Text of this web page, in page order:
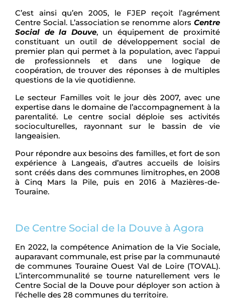
C’est ainsi qu’en 2005, le FJEP reçoit l’agrément
Centre Social. L’association se renomme alors Centre
Social de la Douve, un équipement de proximité
constituant un outil de développement social de
premier plan qui permet à la population, avec l’appui
de professionnels et dans une logique de
coopération, de trouver des réponses à de multiples
questions de la vie quotidienne.
Le secteur Familles voit le jour dès 2007, avec une
expertise dans le domaine de l’accompagnement à la
parentalité. Le centre social déploie ses activités
socioculturelles, rayonnant sur le bassin de vie
langeaisien.
Pour répondre aux besoins des familles, et fort de son
expérience à Langeais, d’autres accueils de loisirs
sont créés dans des communes limitrophes, en 2008
à Cinq Mars la Pile, puis en 2016 à Mazières-de-
Touraine.
De Centre Social de la Douve à Agora
En 2022, la compétence Animation de la Vie Sociale,
auparavant communale, est prise par la communauté
de communes Touraine Ouest Val de Loire (TOVAL).
L’intercommunalité se tourne naturellement vers le
Centre Social de la Douve pour déployer son action à
l’échelle des 28 communes du territoire.